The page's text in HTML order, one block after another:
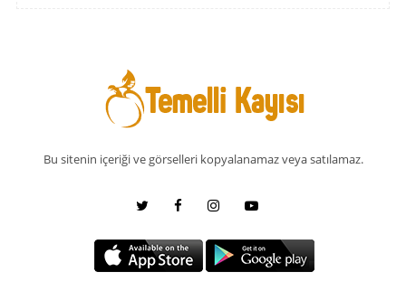
Bu sitenin içeriği ve görselleri kopyalanamaz veya satılamaz.